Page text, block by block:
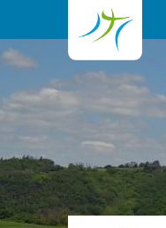
Zum Inhalt springen